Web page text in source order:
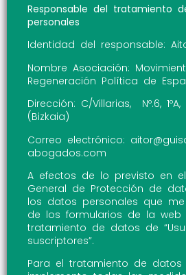
Responsable del tratamiento
personales
Identidad del responsable:
Nombre Asociación:
Regeneración Política de
Dirección: C/Villarias, Nº.6,
(Bizkaia)
Correo electrónico:
abogados.com
A efectos de lo previsto en
General de Protección de
los datos personales que
de los formularios de la web
tratamiento de datos de
suscriptores”.
Para el tratamiento de datos